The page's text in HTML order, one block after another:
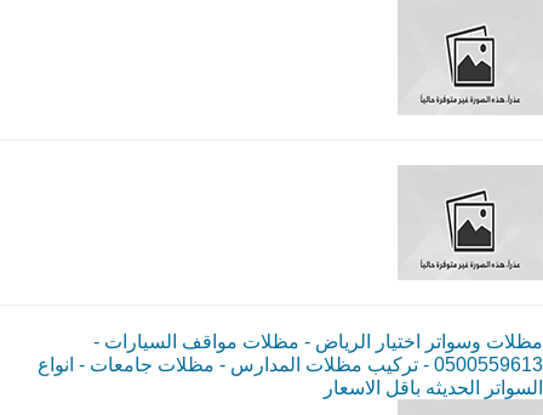
مظلات وسواتر اختيار الرياض - مظلات مواقف السيارات -
0500559613 - تركيب مظلات المدارس - مظلات جامعات - انواع
السواتر الحديثه باقل الاسعار